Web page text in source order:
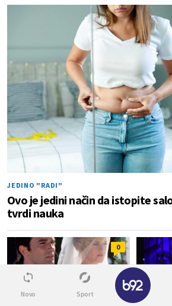
JEDINO "RADI"
Ovo je jedini način da istopite
tvrdi nauka
0
Novo Sport
✕